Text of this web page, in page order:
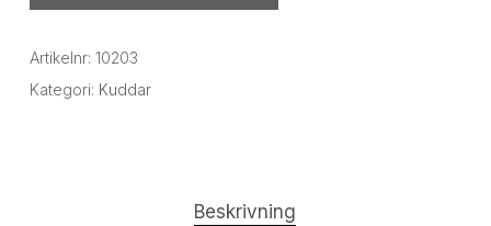
Artikelnr: 10203
Kategori: Kuddar
Beskrivning